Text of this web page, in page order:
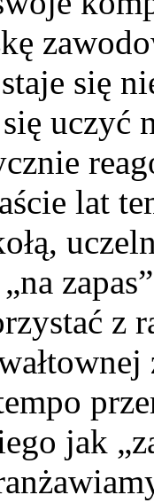
się
uczyć
lat
z
jak